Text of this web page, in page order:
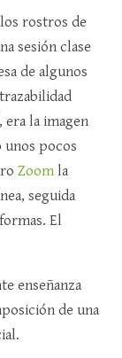
rostros de
sesión clase
de algunos
la imagen
pocos
Zoom la
seguida
El
enseñanza
de una